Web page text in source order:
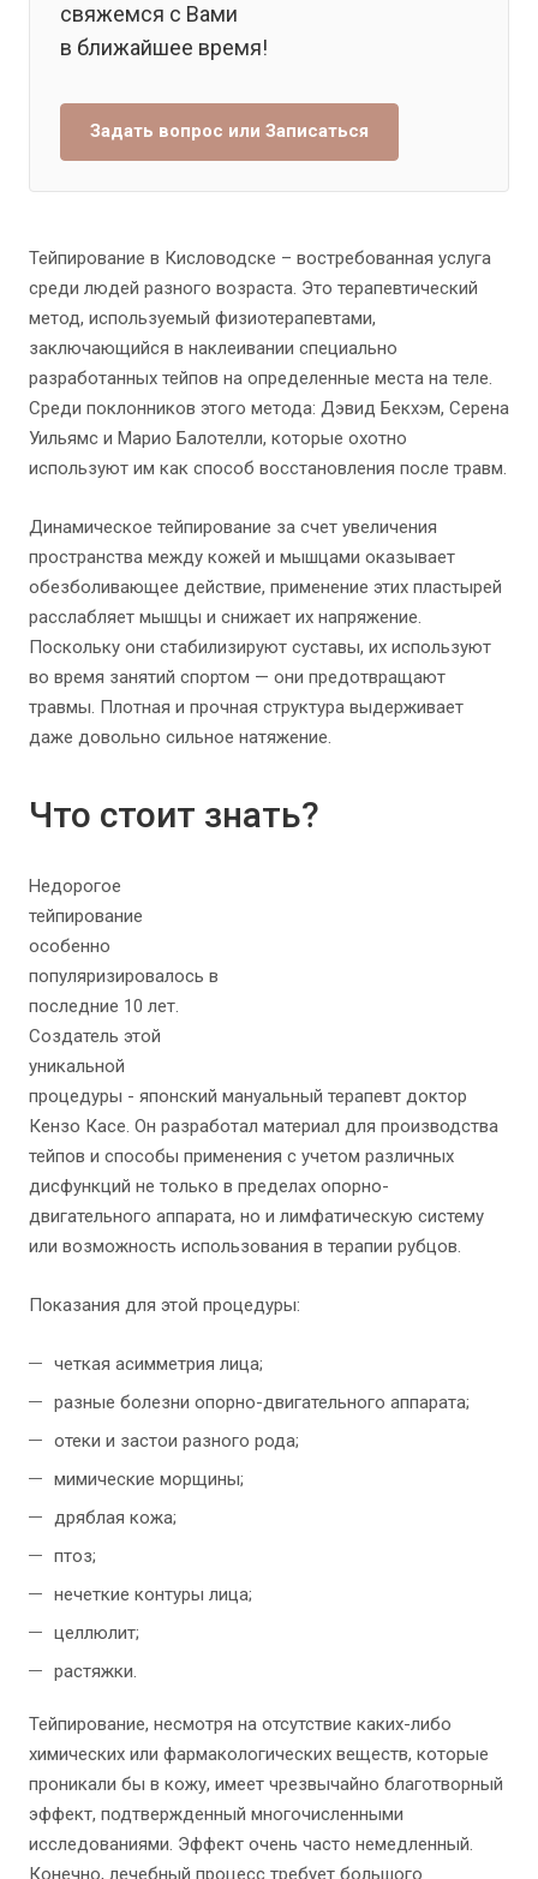
свяжемся с Вами
в ближайшее время!
Задать вопрос или Записаться
Тейпирование в Кисловодске – востребованная услуга
среди людей разного возраста. Это терапевтический
метод, используемый физиотерапевтами,
заключающийся в наклеивании специально
разработанных тейпов на определенные места на теле.
Среди поклонников этого метода: Дэвид Бекхэм, Серена
Уильямс и Марио Балотелли, которые охотно
используют им как способ восстановления после травм.
Динамическое тейпирование за счет увеличения
пространства между кожей и мышцами оказывает
обезболивающее действие, применение этих пластырей
расслабляет мышцы и снижает их напряжение.
Поскольку они стабилизируют суставы, их используют
во время занятий спортом — они предотвращают
травмы. Плотная и прочная структура выдерживает
даже довольно сильное натяжение.
Что стоит знать?
Недорогое
тейпирование
особенно
популяризировалось в
последние 10 лет.
Создатель этой
уникальной
процедуры - японский мануальный терапевт доктор
Кензо Касе. Он разработал материал для производства
тейпов и способы применения с учетом различных
дисфункций не только в пределах опорно-
двигательного аппарата, но и лимфатическую систему
или возможность использования в терапии рубцов.
Показания для этой процедуры:
четкая асимметрия лица;
разные болезни опорно-двигательного аппарата;
отеки и застои разного рода;
мимические морщины;
дряблая кожа;
птоз;
нечеткие контуры лица;
целлюлит;
растяжки.
Тейпирование, несмотря на отсутствие каких-либо
химических или фармакологических веществ, которые
проникали бы в кожу, имеет чрезвычайно благотворный
эффект, подтвержденный многочисленными
исследованиями. Эффект очень часто немедленный.
Конечно, лечебный процесс требует большого